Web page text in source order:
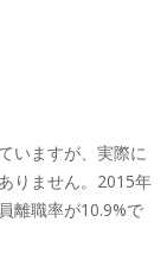
いますが、実際に
りません。2015年
離職率が10.9%で